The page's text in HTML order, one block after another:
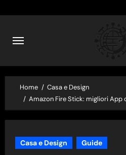
content
Home
Casa e Design
Amazon Fire Stick: migliori App
Casa e Design Guide